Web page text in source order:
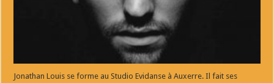
Jonathan Louis se forme au Studio Evidanse à Auxerre. Il fait ses